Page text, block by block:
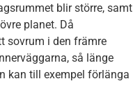
blir större, samt
planet. Då
sovrum i den främre
så länge
kan till exempel förlänga